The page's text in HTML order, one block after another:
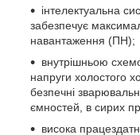
інтелектуальна
забезпечує
навантаження (ПН);
внутрішньою
напруги холостого
безпечні
ємностей, в сирих
висока